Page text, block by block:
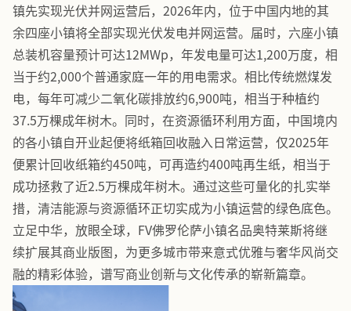
镇先实现光伏并网运营后，2026年内，位于中国内地的其
余四座小镇将全部实现光伏发电并网运营。届时，六座小镇
总装机容量预计可达12MWp，年发电量可达1,200万度，相
当于约2,000个普通家庭一年的用电需求。相比传统燃煤发
电，每年可减少二氧化碳排放约6,900吨，相当于种植约
37.5万棵成年树木。同时，在资源循环利用方面，中国境内
的各小镇自开业起便将纸箱回收融入日常运营，仅2025年
便累计回收纸箱约450吨，可再造约400吨再生纸，相当于
成功拯救了近2.5万棵成年树木。通过这些可量化的扎实举
措，清洁能源与资源循环正切实成为小镇运营的绿色底色。
立足中华，放眼全球，FV佛罗伦萨小镇名品奥特莱斯将继
续扩展其商业版图，为更多城市带来意式优雅与奢华风尚交
融的精彩体验，谱写商业创新与文化传承的崭新篇章。